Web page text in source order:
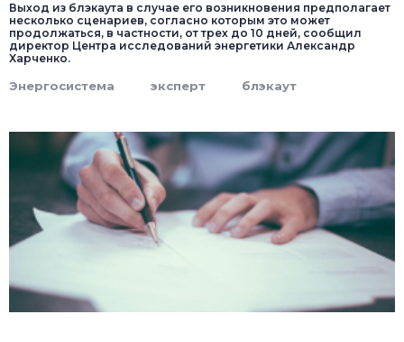
Выход из блэкаута в случае его возникновения предполагает
несколько сценариев, согласно которым это может
продолжаться, в частности, от трех до 10 дней, сообщил
директор Центра исследований энергетики Александр
Харченко.
Энергосистема эксперт блэкаут